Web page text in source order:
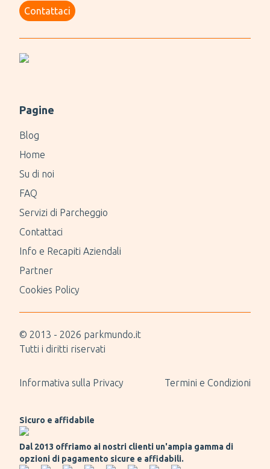
Contattaci
Pagine
Blog
Home
Su di noi
FAQ
Servizi di Parcheggio
Contattaci
Info e Recapiti Aziendali
Partner
Cookies Policy
© 2013 - 2026 parkmundo.it
Tutti i diritti riservati
Informativa sulla Privacy Termini e Condizioni
Sicuro e affidabile
Dal 2013 offriamo ai nostri clienti un'ampia gamma di
opzioni di pagamento sicure e affidabili.